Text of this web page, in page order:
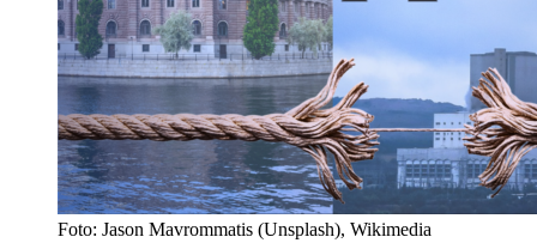
Foto: Jason Mavrommatis (Unsplash), Wikimedia